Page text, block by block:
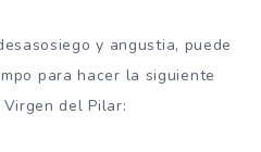
y angustia, puede
para hacer la siguiente
del Pilar: